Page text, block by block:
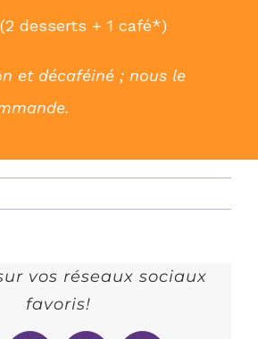
desserts + 1 café*)
et décaféiné ; nous le
vos réseaux sociaux
favoris!